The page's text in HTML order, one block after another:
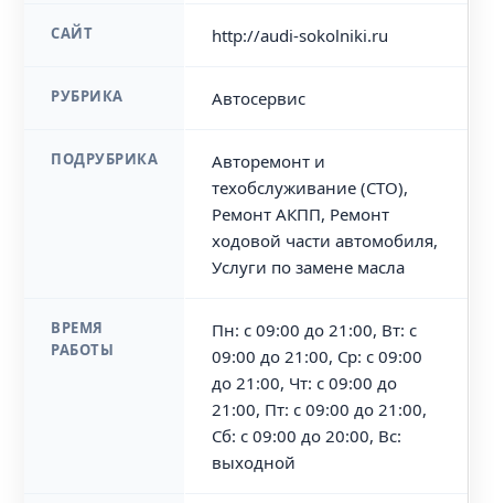
САЙТ http://audi-sokolniki.ru
РУБРИКА Автосервис
ПОДРУБРИКА
Авторемонт и
техобслуживание (СТО),
Ремонт АКПП, Ремонт
ходовой части автомобиля,
Услуги по замене масла
ВРЕМЯ
РАБОТЫ
Пн: с 09:00 до 21:00, Вт: с
09:00 до 21:00, Ср: с 09:00
до 21:00, Чт: с 09:00 до
21:00, Пт: с 09:00 до 21:00,
Сб: с 09:00 до 20:00, Вс:
выходной